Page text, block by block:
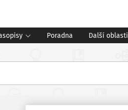
Poradna Další oblasti